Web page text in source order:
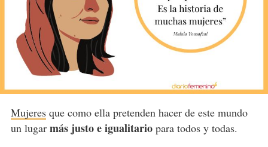
Mujeresque como ella pretenden hacer de este mundo
un lugar más justo e igualitariopara todos y todas.